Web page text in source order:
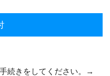
続きをしてください。→